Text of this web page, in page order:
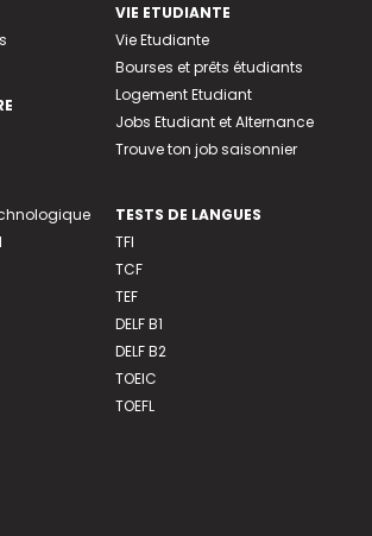
VIE ETUDIANTE
Vie Etudiante
Bourses et prêts étudiants
Logement Etudiant
Jobs Etudiant et Alternance
Trouve ton job saisonnier
TESTS DE LANGUES
TFI
TCF
TEF
DELF B1
DELF B2
TOEIC
TOEFL